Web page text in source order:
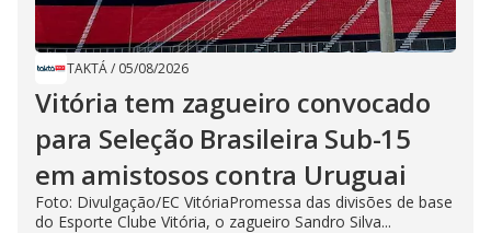
TAKTÁ/ 05/08/2026
Vitória tem zagueiro convocado
para Seleção Brasileira Sub-15
em amistosos contra Uruguai
Foto: Divulgação/EC VitóriaPromessa das divisões de base
do Esporte Clube Vitória, o zagueiro Sandro Silva...